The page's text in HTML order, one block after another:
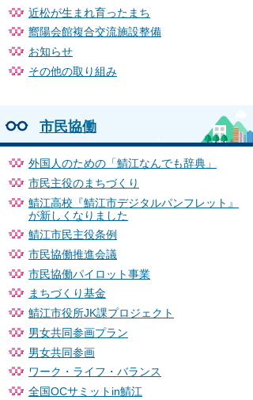
近松が生まれ育ったまち
嚮陽会館複合交流施設整備
お知らせ
その他の取り組み
市民協働
外国人のための「鯖江なんでも辞典」
市民主役のまちづくり
鯖江高校『鯖江市デジタルパンフレット』
が新しくなりました
鯖江市民主役条例
市民協働推進会議
市民協働パイロット事業
まちづくり基金
鯖江市役所JK課プロジェクト
男女共同参画プラン
男女共同参画
ワーク・ライフ・バランス
全国OCサミットin鯖江